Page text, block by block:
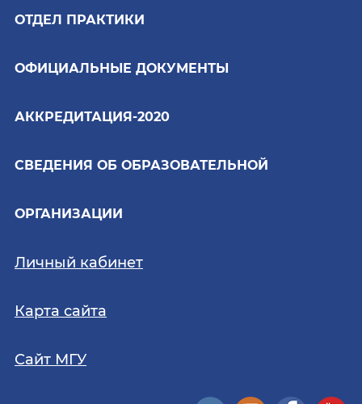
ОТДЕЛ ПРАКТИКИ
ОФИЦИАЛЬНЫЕ ДОКУМЕНТЫ
АККРЕДИТАЦИЯ-2020
СВЕДЕНИЯ ОБ ОБРАЗОВАТЕЛЬНОЙ
ОРГАНИЗАЦИИ
Личный кабинет
Карта сайта
Сайт МГУ